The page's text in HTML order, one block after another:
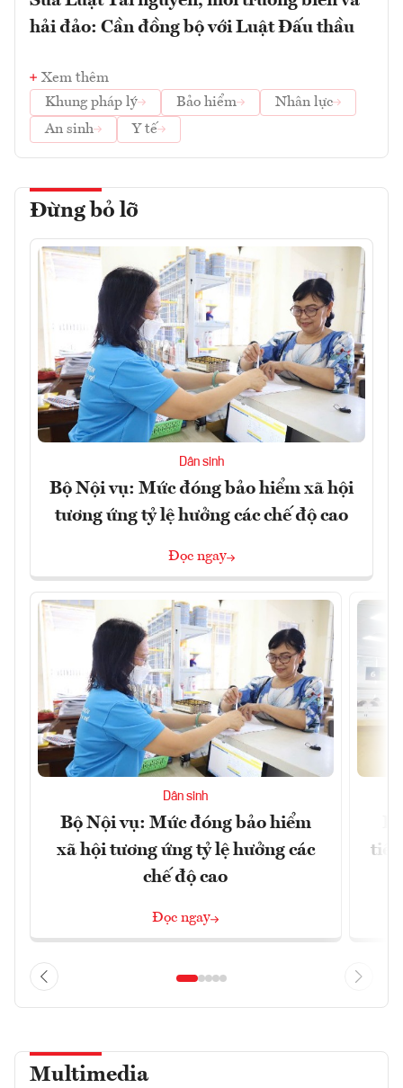
hải đảo: Cần đồng bộ với Luật Đấu thầu
Xem thêm
Khung pháp lý
Bảo hiểm
Nhân lực
An sinh
Y tế
Đừng bỏ lỡ
Dân sinh
Bộ Nội vụ: Mức đóng bảo hiểm xã hội
tương ứng tỷ lệ hưởng các chế độ cao
Đọc ngay
Dân sinh
Bộ Nội vụ: Mức đóng bảo hiểm
xã hội tương ứng tỷ lệ hưởng các
chế độ cao
Đọc ngay
Multimedia